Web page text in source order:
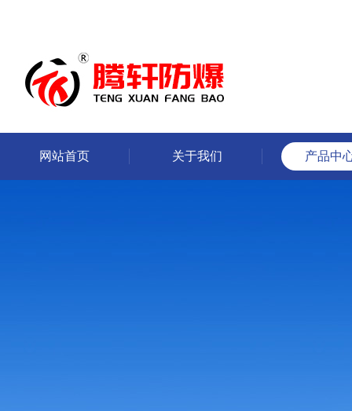
网站首页 关于我们 产品中